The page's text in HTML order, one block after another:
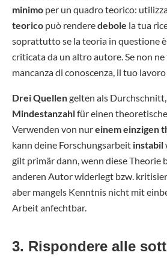
minimo per un quadro teorico:
teorico può renderedebole la tua
soprattutto se la teoria in questione
criticata da un altro autore. Se non
mancanza di conoscenza, il tuo
Drei Quellengelten als
Mindestanzahlfür einen
Verwenden von nureinem einzigen
kann deine Forschungsarbeit instabil
gilt primär dann, wenn diese Theorie
anderen Autor widerlegt bzw.
aber mangels Kenntnis nicht mit
Arbeit anfechtbar.
3. Rispondere alle